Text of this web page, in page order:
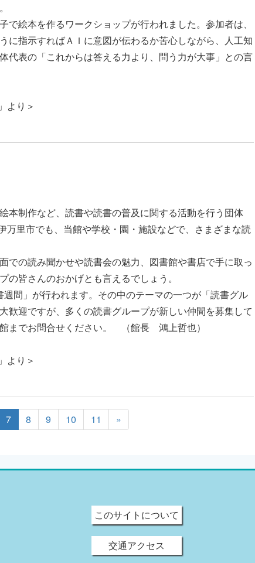
絵本を作るワークショップが行われました。参加者は、
に指示すればＡＩに意図が伝わるか苦心しながら、人工知
代表の「これからは答える力より、問う力が大事」との言
より＞
制作など、読書や読書の普及に関する活動を行う団体
万里市でも、当館や学校・園・施設などで、さまざまな読
の読み聞かせや読書会の魅力、図書館や書店で手に取っ
皆さんのおかげとも言えるでしょう。
間」が行われます。その中のテーマの一つが「読書グル
歓迎ですが、多くの読書グループが新しい仲間を募集して
までお問合せください。 （館長 鴻上哲也）
より＞
7 8 9 10 11 »
このサイトについて
交通アクセス